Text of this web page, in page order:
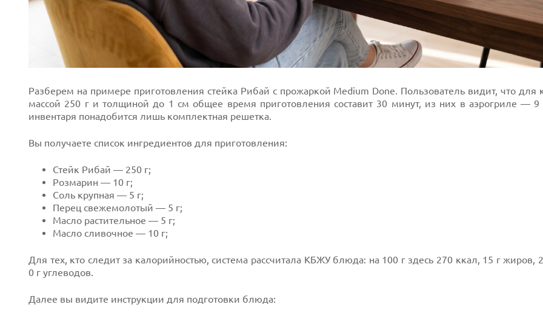
Разберем на примере приготовления стейка Рибай с прожаркой Medium Done. Пользователь видит, что для
массой 250 г и толщиной до 1 см общее время приготовления составит 30 минут, из них в аэрогриле — 9
инвентаря понадобится лишь комплектная решетка.
Вы получаете список ингредиентов для приготовления:
Стейк Рибай — 250 г;
Розмарин — 10 г;
Соль крупная — 5 г;
Перец свежемолотый — 5 г;
Масло растительное — 5 г;
Масло сливочное — 10 г;
Для тех, кто следит за калорийностью, система рассчитала КБЖУ блюда: на 100 г здесь 270 ккал, 15 г жиров,
0 г углеводов.
Далее вы видите инструкции для подготовки блюда: